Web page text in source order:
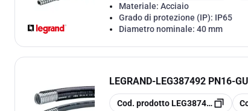
Materiale: Acciaio
Grado di protezione (IP): IP65
Diametro nominale: 40 mm
LEGRAND-LEG387492 PN16-
copia
Cod. prodottoLEG387492